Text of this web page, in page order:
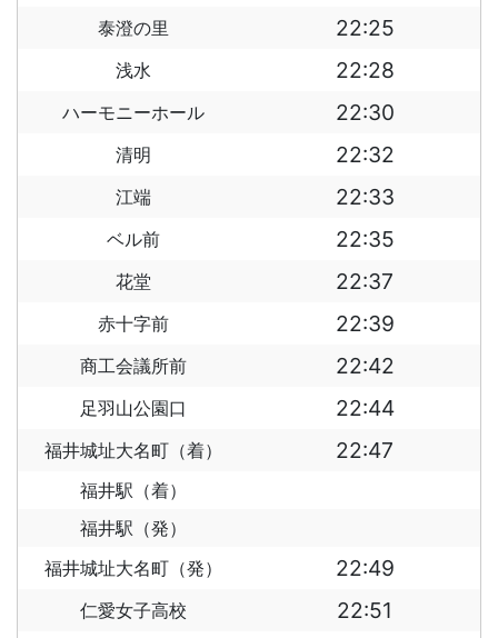
泰澄の里 22:25
浅水 22:28
ハーモニーホール 22:30
清明 22:32
江端 22:33
ベル前 22:35
花堂 22:37
赤十字前 22:39
商工会議所前 22:42
足羽山公園口 22:44
福井城址大名町（着） 22:47
福井駅（着）
福井駅（発）
福井城址大名町（発）
22:49
仁愛女子高校 22:51